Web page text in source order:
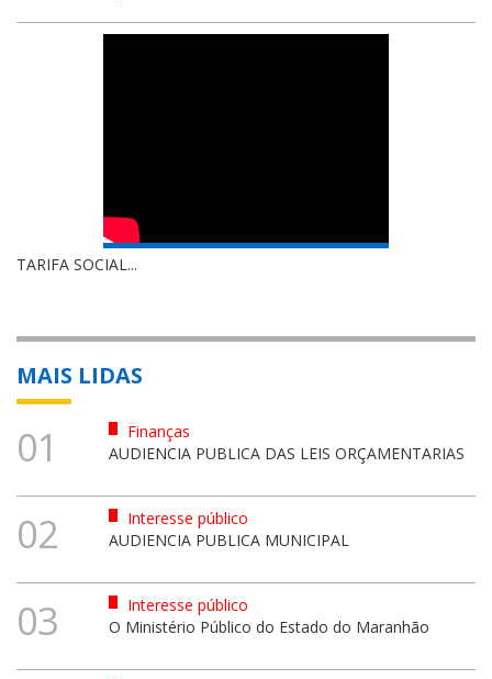
TARIFA SOCIAL...
MAIS LIDAS
01
Finanças
AUDIENCIA PUBLICA DAS LEIS ORÇAMENTARIAS
02
Interesse público
AUDIENCIA PUBLICA MUNICIPAL
03
Interesse público
O Ministério Público do Estado do Maranhão